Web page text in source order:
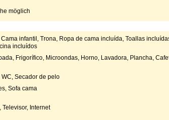
möglich
infantil, Trona, Ropa de cama incluída, Toallas
incluídos
Frigorífico, Microondas, Horno, Lavadora, Plancha,
Secador de pelo
Sofa cama
Televisor, Internet